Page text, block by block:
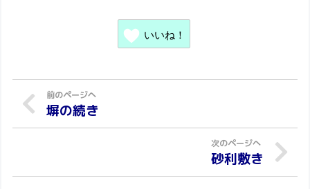
いいね！
塀の続き
砂利敷き